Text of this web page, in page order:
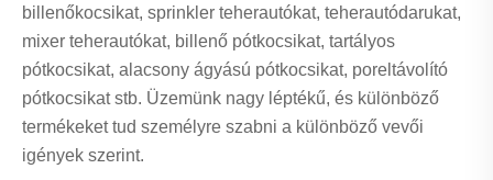
billenőkocsikat, sprinkler teherautókat, teherautódarukat,
mixer teherautókat, billenő pótkocsikat, tartályos
pótkocsikat, alacsony ágyású pótkocsikat, poreltávolító
pótkocsikat stb. Üzemünk nagy léptékű, és különböző
termékeket tud személyre szabni a különböző vevői
igények szerint.